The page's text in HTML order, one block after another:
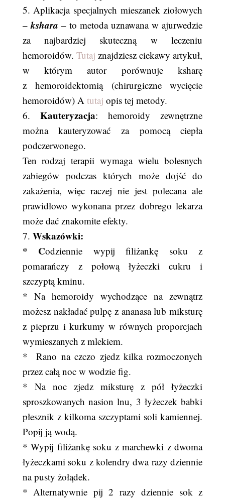
5. Aplikacja specjalnych mieszanek ziołowych
–kshara – to metoda uznawana w ajurwedzie
za najbardziej skuteczną w leczeniu
hemoroidów. Tutaj znajdziesz ciekawy artykuł,
w którym autor porównuje ksharę
z hemoroidektomią (chirurgiczne wycięcie
hemoroidów) A tutaj opis tej metody.
6. Kauteryzacja: hemoroidy zewnętrzne
można kauteryzować za pomocą ciepła
podczerwonego.
Ten rodzaj terapii wymaga wielu bolesnych
zabiegów podczas których może dojść do
zakażenia, więc raczej nie jest polecana ale
prawidłowo wykonana przez dobrego lekarza
może dać znakomite efekty.
7. Wskazówki:
* Codziennie wypij filiżankę soku z
pomarańczy z połową łyżeczki cukru i
szczyptą kminu.
* Na hemoroidy wychodzące na zewnątrz
możesz nakładać pulpę z ananasa lub miksturę
z pieprzu i kurkumy w równych proporcjach
wymieszanych z mlekiem.
* Rano na czczo zjedz kilka rozmoczonych
przez całą noc w wodzie fig.
* Na noc zjedz miksturę z pół łyżeczki
sproszkowanych nasion lnu, 3 łyżeczek babki
płesznik z kilkoma szczyptami soli kamiennej.
Popij ją wodą.
* Wypij filiżankę soku z marchewki z dwoma
łyżeczkami soku z kolendry dwa razy dziennie
na pusty żołądek.
* Alternatywnie pij 2 razy dziennie sok z